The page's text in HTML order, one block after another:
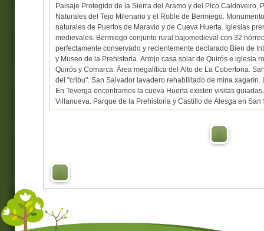
Paisaje Protegido de la Sierra del Aramo y del Pico Caldoveiro,
Naturales del Tejo Milenario y el Roble de Bermiego.
naturales de Puertos de Maravio y de Cueva Huerta. Iglesias
medievales. Bermiego conjunto rural bajomedieval con 32
perfectamente conservado y recientemente declarado Bien de
y Museo de la Prehistoria. Arrojo casa solar de Quirós e iglesia
Quirós y Comarca. Área megalítica del Alto de La Cobertoria.
del "cribu". San Salvador lavadero rehabilitado de mina
En Teverga encontramos la cueva Huerta existen visitas
Villanueva. Parque de la Prehistoria y Castillo de Alesga en San